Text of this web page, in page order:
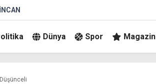
Dünya Spor Magazin